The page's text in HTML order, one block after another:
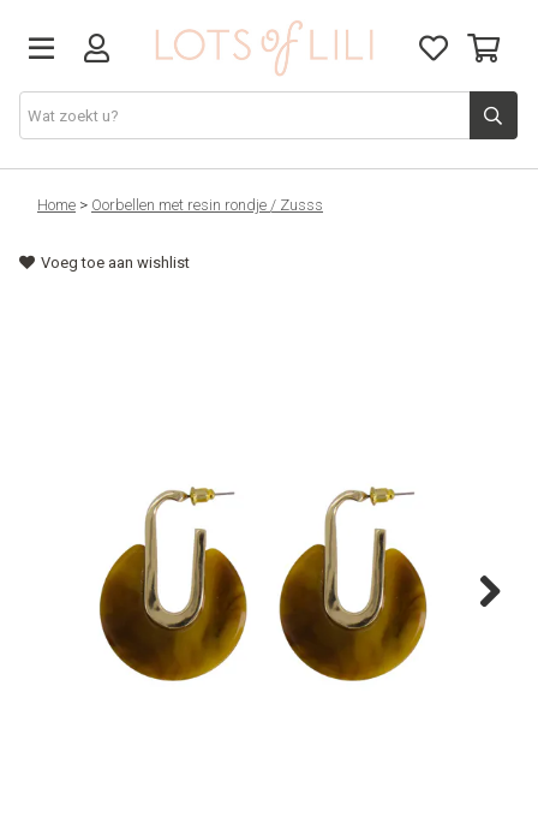
VADERDAG
SOLDEN
JUF/MEESTER
WONEN
STATIONERY
Home > Oorbellen met resin rondje / Zusss
Voeg toe aan wishlist